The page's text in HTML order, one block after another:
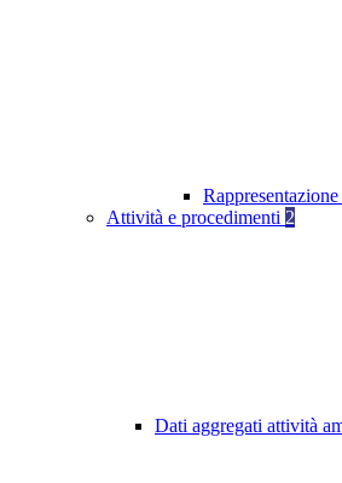
Attività e procedimenti 2
Dati aggregati attività